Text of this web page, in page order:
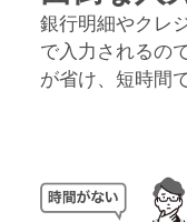
銀行明細やクレ
で入力されるの
が省け、短時間